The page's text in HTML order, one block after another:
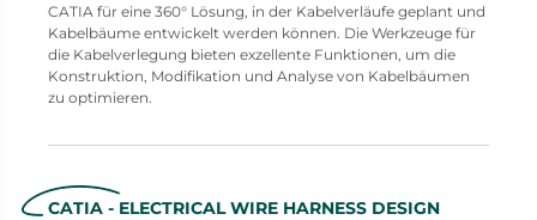
CATIA für eine 360° Lösung, in der Kabelverläufe geplant und
Kabelbäume entwickelt werden können. Die Werkzeuge für
die Kabelverlegung bieten exzellente Funktionen, um die
Konstruktion, Modifikation und Analyse von Kabelbäumen
zu optimieren.
CATIA - ELECTRICAL WIRE HARNESS DESIGN